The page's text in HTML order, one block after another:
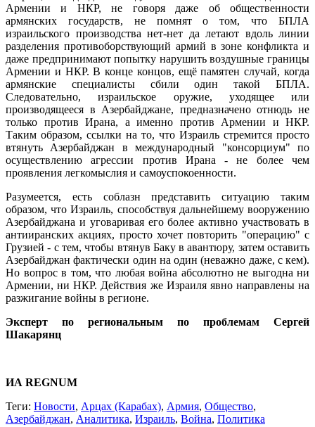
Армении и НКР, не говоря даже об общественности
армянских государств, не помнят о том, что БПЛА
израильского производства нет-нет да летают вдоль линии
разделения противоборствующий армий в зоне конфликта и
даже предпринимают попытку нарушить воздушные границы
Армении и НКР. В конце концов, ещё памятен случай, когда
армянские специалисты сбили один такой БПЛА.
Следовательно, израильское оружие, уходящее или
производящееся в Азербайджане, предназначено отнюдь не
только против Ирана, а именно против Армении и НКР.
Таким образом, ссылки на то, что Израиль стремится просто
втянуть Азербайджан в международный "консорциум" по
осуществлению агрессии против Ирана - не более чем
проявления легкомыслия и самоуспокоенности.
Разумеется, есть соблазн представить ситуацию таким
образом, что Израиль, способствуя дальнейшему вооружению
Азербайджана и уговаривая его более активно участвовать в
антииранских акциях, просто хочет повторить "операцию" с
Грузией - с тем, чтобы втянув Баку в авантюру, затем оставить
Азербайджан фактически один на один (неважно даже, с кем).
Но вопрос в том, что любая война абсолютно не выгодна ни
Армении, ни НКР. Действия же Израиля явно направлены на
разжигание войны в регионе.
Эксперт по региональным по проблемам Сергей
Шакарянц
ИА REGNUM
Теги: Новости, Арцах (Карабах), Армия, Общество,
Азербайджан, Аналитика, Израиль, Война, Политика